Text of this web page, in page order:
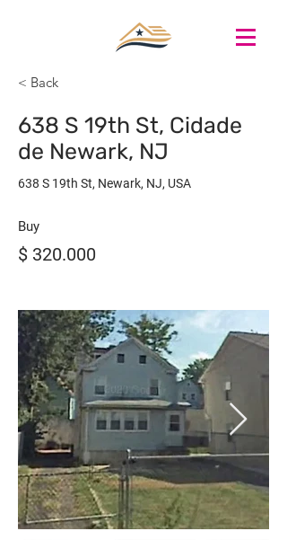
< Back
638 S 19th St, Cidade
de Newark, NJ
638 S 19th St, Newark, NJ, USA
Buy
$ 320.000